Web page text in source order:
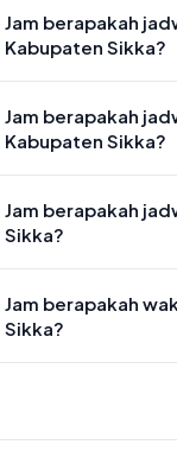
Jam berapakah
Kabupaten Sikka?
Jam berapakah
Kabupaten Sikka?
Jam berapakah
Sikka?
Jam berapakah
Sikka?